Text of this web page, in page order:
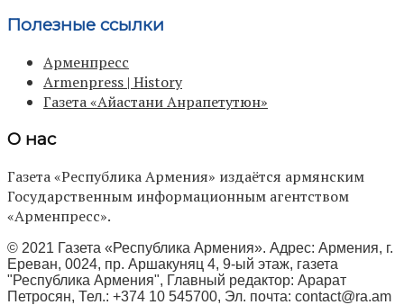
Полезные ссылки
Арменпресс
Armenpress | History
Газета «Айастани Анрапетутюн»
О нас
Газета «Республика Армения» издаётся армянским
Государственным информационным агентством
«Арменпресс».
© 2021 Газета «Республика Армения». Адрес: Армения, г.
Ереван, 0024, пр. Аршакуняц 4, 9-ый этаж, газета
"Республика Армения", Главный редактор: Арарат
Петросян, Тел.: +374 10 545700, Эл. почта: contact@ra.am